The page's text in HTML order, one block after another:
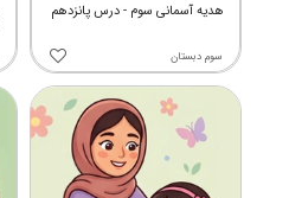
هدیه آسمانی سوم - درس پانزدهم
سوم دبستان